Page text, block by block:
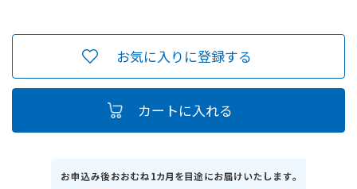
お気に入りに登録する